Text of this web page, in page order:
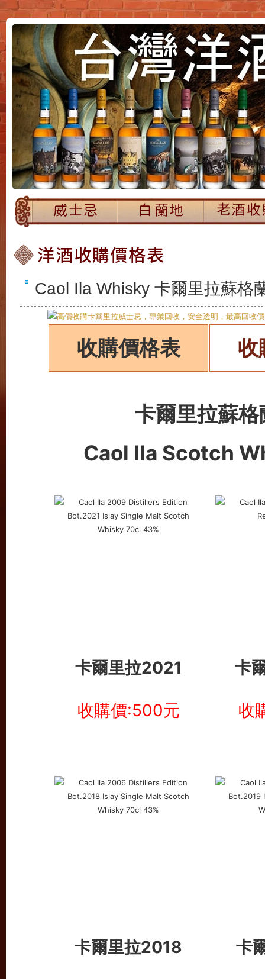
Caol Ila Whisky 卡爾里拉蘇格
收購價格表 收
卡爾里拉蘇
Caol Ila Scotch
卡爾里拉2021 卡
收購價:500元 收
卡爾里拉2018 卡